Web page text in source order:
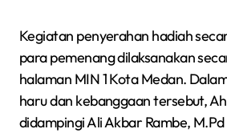
Kegiatan penyerahan hadiah
para pemenang dilaksanakan
halaman MIN 1 Kota Medan.
haru dan kebanggaan tersebut,
didampingi Ali Akbar Rambe,